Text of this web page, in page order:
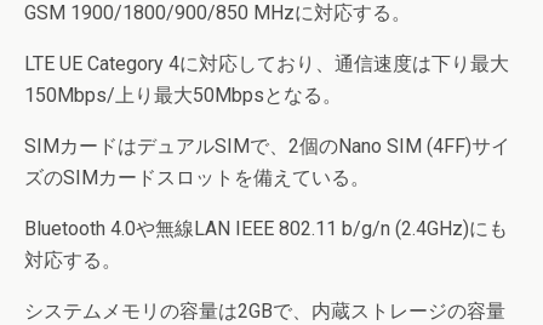
GSM 1900/1800/900/850 MHzに対応する。
LTE UE Category 4に対応しており、通信速度は下り最大
150Mbps/上り最大50Mbpsとなる。
SIMカードはデュアルSIMで、2個のNano SIM (4FF)サイ
ズのSIMカードスロットを備えている。
Bluetooth 4.0や無線LAN IEEE 802.11 b/g/n (2.4GHz)にも
対応する。
システムメモリの容量は2GBで、内蔵ストレージの容量